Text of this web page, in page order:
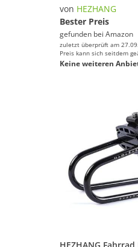
von HEZHANG
Bester Preis
gefunden bei Amazon
zuletzt überprüft am
Preis kann sich seitdem
Keine weiteren